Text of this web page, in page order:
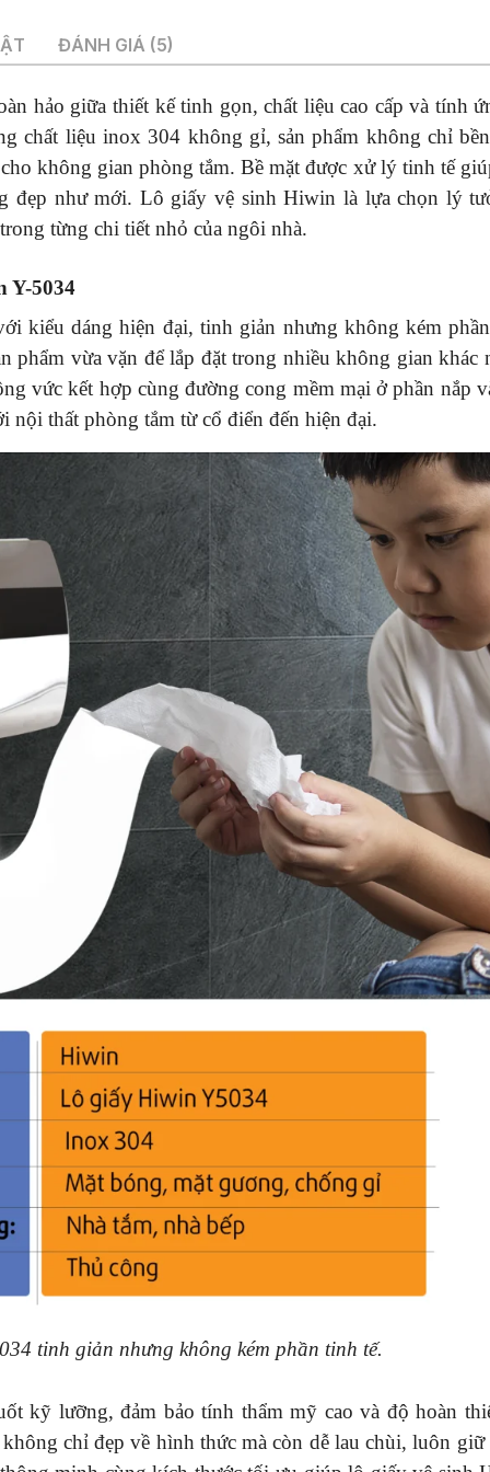
ĐÁNH GIÁ (5)
hảo giữa thiết kế tinh gọn, chất liệu cao cấp và tính
chất liệu inox 304 không gỉ, sản phẩm không chỉ
không gian phòng tắm. Bề mặt được xử lý tinh tế
đẹp như mới. Lô giấy vệ sinh Hiwin là lựa chọn lý
từng chi tiết nhỏ của ngôi nhà.
Y-5034
kiểu dáng hiện đại, tinh giản nhưng không kém
vừa vặn để lắp đặt trong nhiều không gian khác
vức kết hợp cùng đường cong mềm mại ở phần nắp
nội thất phòng tắm từ cổ điển đến hiện đại.
tinh giản nhưng không kém phần tinh tế.
kỹ lưỡng, đảm bảo tính thẩm mỹ cao và độ hoàn
chỉ đẹp về hình thức mà còn dễ lau chùi, luôn giữ